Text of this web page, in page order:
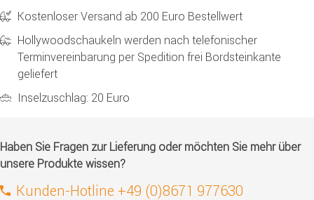
Kostenloser Versand ab 200 Euro Bestellwert
Hollywoodschaukeln werden nach telefonischer
Terminvereinbarung per Spedition frei Bordsteinkante
geliefert
Inselzuschlag: 20 Euro
Haben Sie Fragen zur Lieferung oder möchten Sie mehr über
unsere Produkte wissen?
Kunden-Hotline +49 (0)8671 977630